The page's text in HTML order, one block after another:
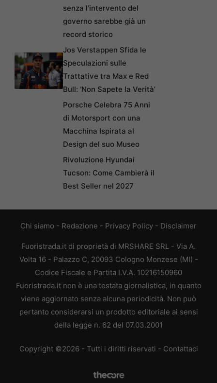
senza l’intervento del
governo sarebbe già un
record storico
Jos Verstappen Sfida le
Speculazioni sulle
Trattative tra Max e Red
Bull: ‘Non Sapete la Verità’
Porsche Celebra 75 Anni
di Motorsport con una
Macchina Ispirata al
Design del suo Museo
Rivoluzione Hyundai
Tucson: Come Cambierà il
Best Seller nel 2027
Chi siamo - Redazione - Privacy Policy - Disclaimer
Fuoristrada.it di proprietà di MRSHARE SRL - Via A.
Volta 16 - Palazzo C, 20093 Cologno Monzese (MI) -
Codice Fiscale e Partita I.V.A. 10216150960
Fuoristrada.it non è una testata giornalistica, in quanto
viene aggiornato senza alcuna periodicità. Non può
pertanto considerarsi un prodotto editoriale ai sensi
della legge n. 62 del 07.03.2001
Copyright ©2026 - Tutti i diritti riservati - Contattaci